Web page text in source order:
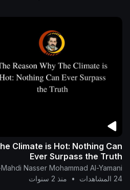
Climate is Hot: Nothing Can
Ever Surpass the Truth
24 المشاهدات
• منذ 2 سنوات